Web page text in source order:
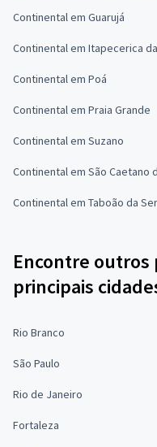
Continental em Guarujá
Continental em Itapecerica
Continental em Poá
Continental em Praia Grande
Continental em Suzano
Continental em São Caetano
Continental em Taboão da
Encontre outros
principais
Rio Branco
São Paulo
Rio de Janeiro
Fortaleza